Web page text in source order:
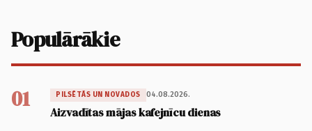
Populārākie
01 PILSĒTĀS UN NOVADOS 04.08.2026.
Aizvadītas mājas kafejnīcu dienas